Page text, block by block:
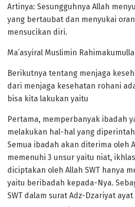
Artinya: Sesungguhnya Allah
yang bertaubat dan menyukai
mensucikan diri.
Ma’asyiral Muslimin
Berikutnya tentang menjaga
dari menjaga kesehatan rohani
bisa kita lakukan yaitu
Pertama, memperbanyak ibadah
melakukan hal-hal yang
Semua ibadah akan diterima oleh
memenuhi 3 unsur yaitu niat,
diciptakan oleh Allah SWT hanya
yaitu beribadah kepada-Nya.
SWT dalam surat Adz-Dzariyat ayat